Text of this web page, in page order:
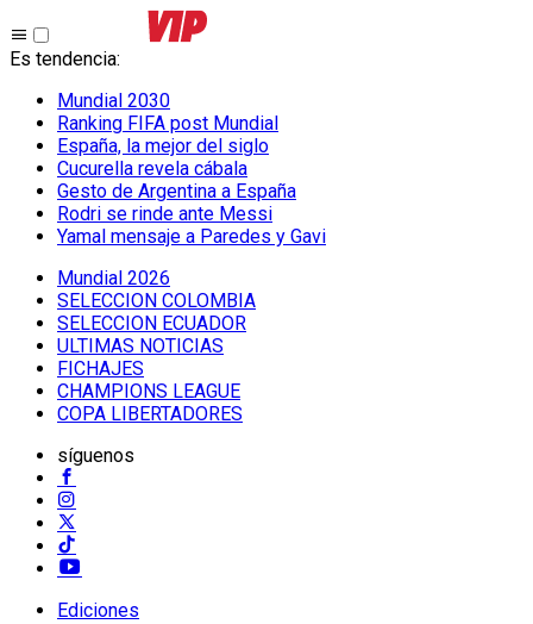
Es tendencia:
Mundial 2030
Ranking FIFA post Mundial
España, la mejor del siglo
Cucurella revela cábala
Gesto de Argentina a España
Rodri se rinde ante Messi
Yamal mensaje a Paredes y Gavi
Mundial 2026
SELECCION COLOMBIA
SELECCION ECUADOR
ULTIMAS NOTICIAS
FICHAJES
CHAMPIONS LEAGUE
COPA LIBERTADORES
síguenos
Ediciones